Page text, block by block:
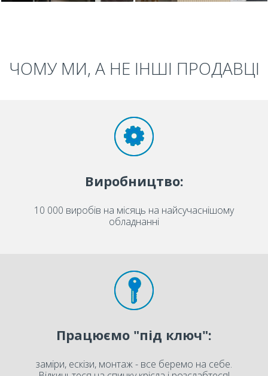
ЧОМУ МИ, А НЕ ІНШІ ПРОДАВЦІ
Виробництво:
10 000 виробів на місяць на найсучаснішому
обладнанні
Працюємо "під ключ":
заміри, ескізи, монтаж - все беремо на себе.